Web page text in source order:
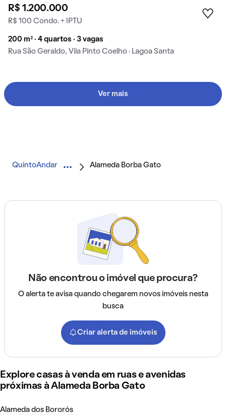
R$ 1.200.000
R$ 100 Condo. + IPTU
200 m² · 4 quartos · 3 vagas
Rua São Geraldo, Vila Pinto Coelho · Lagoa Santa
Ver mais
QuintoAndar Alameda Borba Gato
Não encontrou o imóvel que procura?
O alerta te avisa quando chegarem novos imóveis nesta
busca
Criar alerta de imóveis
Explore casas à venda em ruas e avenidas
próximas à Alameda Borba Gato
Alameda dos Bororós